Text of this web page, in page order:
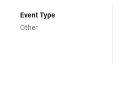
Event Type
Other